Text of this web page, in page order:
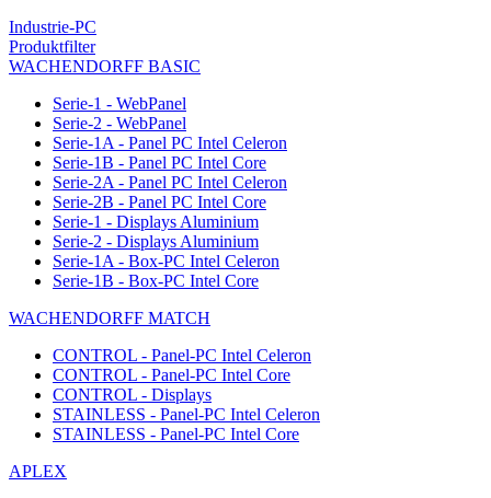
Industrie-PC
Produktfilter
WACHENDORFF BASIC
Serie-1 - WebPanel
Serie-2 - WebPanel
Serie-1A - Panel PC Intel Celeron
Serie-1B - Panel PC Intel Core
Serie-2A - Panel PC Intel Celeron
Serie-2B - Panel PC Intel Core
Serie-1 - Displays Aluminium
Serie-2 - Displays Aluminium
Serie-1A - Box-PC Intel Celeron
Serie-1B - Box-PC Intel Core
WACHENDORFF MATCH
CONTROL - Panel-PC Intel Celeron
CONTROL - Panel-PC Intel Core
CONTROL - Displays
STAINLESS - Panel-PC Intel Celeron
STAINLESS - Panel-PC Intel Core
APLEX